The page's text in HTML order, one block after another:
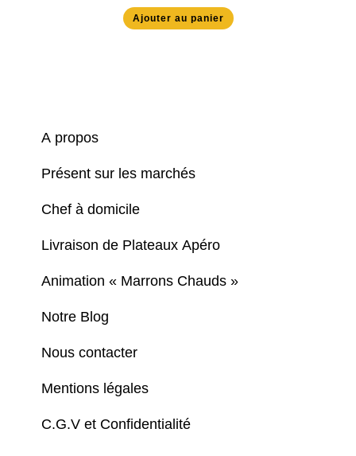
Ajouter au panier
A propos
Présent sur les marchés
Chef à domicile
Livraison de Plateaux Apéro
Animation « Marrons Chauds »
Notre Blog
Nous contacter
Mentions légales
C.G.V et Confidentialité